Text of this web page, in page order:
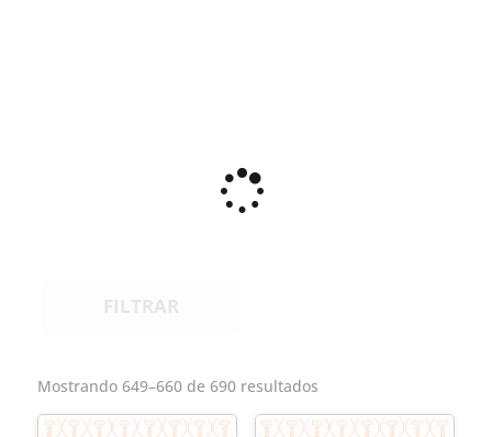
Mostrando 649–660 de 690 resultados